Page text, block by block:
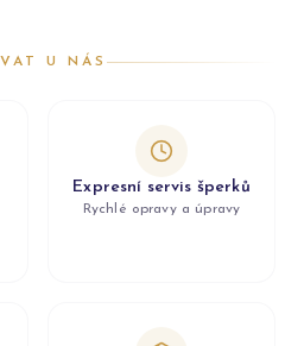
U NÁS
Expresní servis šperků
Rychlé opravy a úpravy